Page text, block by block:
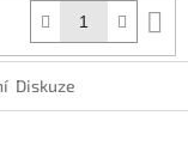
Diskuze